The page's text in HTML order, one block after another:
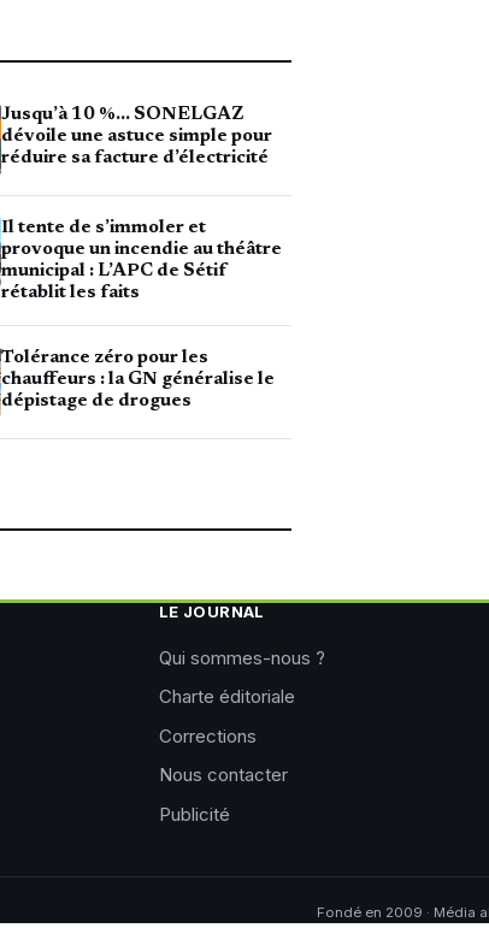
Jusqu’à 10 %… SONELGAZ
dévoile une astuce simple pour
réduire sa facture d’électricité
Il tente de s’immoler et
provoque un incendie au théâtre
municipal : L’APC de Sétif
rétablit les faits
Tolérance zéro pour les
chauffeurs : la GN généralise le
dépistage de drogues
LE JOURNAL
Qui sommes-nous ?
Charte éditoriale
Corrections
Nous contacter
Publicité
Fondé en 2009 · Média